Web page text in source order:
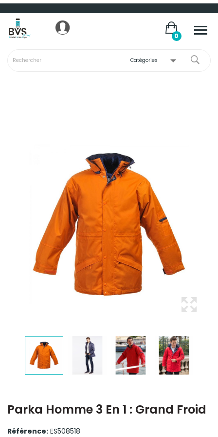
0
Parka Homme 3 En 1 : Grand Froid
Référence: ES508518
Panneau de gestion des cookies